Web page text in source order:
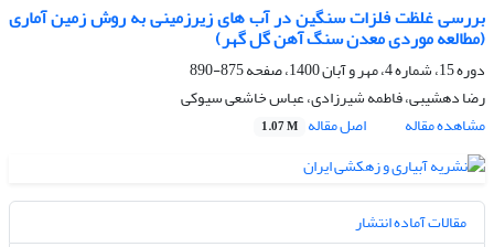
بررسی غلظت فلزات سنگین در آب های زیرزمینی به روش زمین آماری
(مطالعه موردی معدن سنگ آهن گل گهر)
دوره 15، شماره 4، مهر و آبان 1400، صفحه
875-890
رضا دهشیبی، فاطمه شیرزادی، عباس خاشعی سیوکی
مشاهده مقاله
اصل مقاله 1.07 M
مقالات آماده انتشار